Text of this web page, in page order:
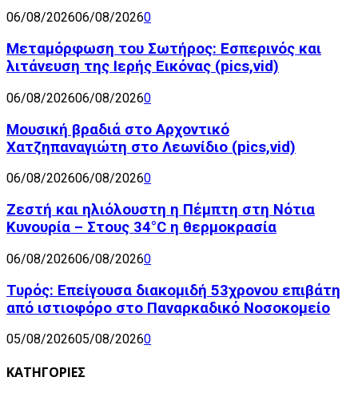
06/08/202606/08/20260
Μεταμόρφωση του Σωτήρος: Εσπερινός και
λιτάνευση της Ιερής Εικόνας (pics,vid)
06/08/202606/08/20260
Μουσική βραδιά στο Αρχοντικό
Χατζηπαναγιώτη στο Λεωνίδιο (pics,vid)
06/08/202606/08/20260
Ζεστή και ηλιόλουστη η Πέμπτη στη Νότια
Κυνουρία – Στους 34°C η θερμοκρασία
06/08/202606/08/20260
Τυρός: Επείγουσα διακομιδή 53χρονου επιβάτη
από ιστιοφόρο στο Παναρκαδικό Νοσοκομείο
05/08/202605/08/20260
ΚΑΤΗΓΟΡΙΕΣ